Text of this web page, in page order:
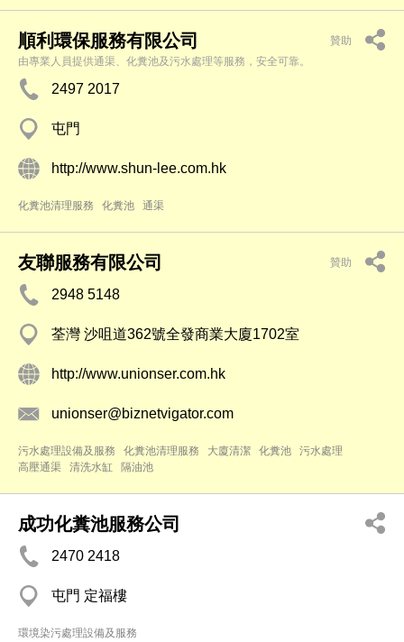
順利環保服務有限公司
贊助
由專業人員提供通渠、化糞池及污水處理等服務，安全可靠。
2497 2017
屯門
http://www.shun-lee.com.hk
化糞池清理服務 化糞池 通渠
友聯服務有限公司 贊助
2948 5148
荃灣 沙咀道362號全發商業大廈1702室
http://www.unionser.com.hk
unionser@biznetvigator.com
污水處理設備及服務 化糞池清理服務 大廈清潔 化糞池
污水處理
高壓通渠
清洗水缸 隔油池
成功化糞池服務公司
2470 2418
屯門 定福樓
環境染污處理設備及服務